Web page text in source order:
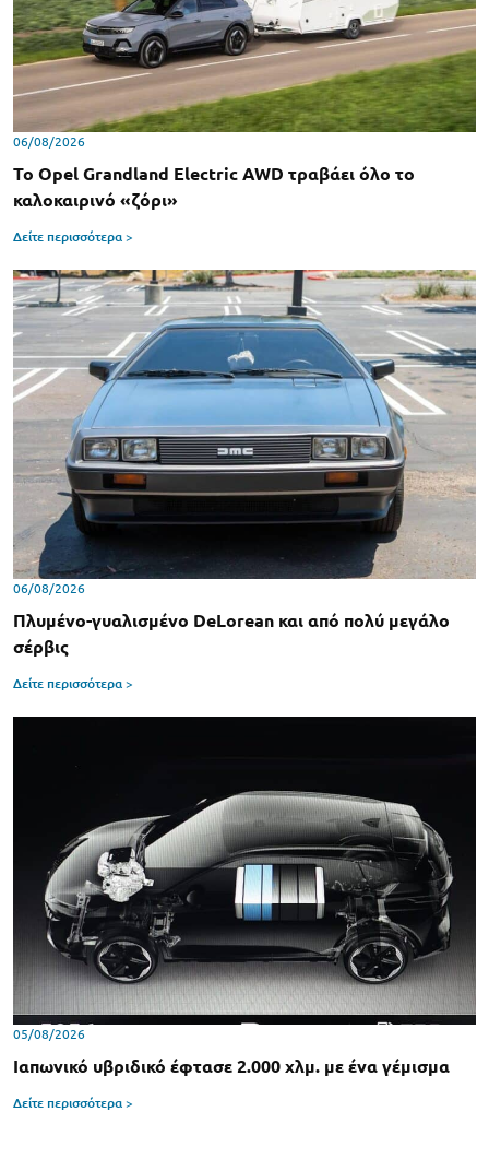
06/08/2026
Το Opel Grandland Electric AWD τραβάει όλο το
καλοκαιρινό «ζόρι»
Δείτε περισσότερα >
06/08/2026
Πλυμένο-γυαλισμένο DeLorean και από πολύ μεγάλο
σέρβις
Δείτε περισσότερα >
05/08/2026
Ιαπωνικό υβριδικό έφτασε 2.000 χλμ. με ένα γέμισμα
Δείτε περισσότερα >